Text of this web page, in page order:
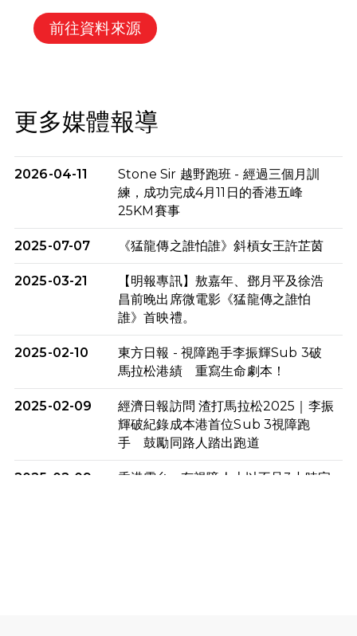
前往資料來源
更多媒體報導
2026-04-11
Stone Sir 越野跑班 - 經過三個月訓
練，成功完成4月11日的香港五峰
25KM賽事
2025-07-07 《猛龍傳之誰怕誰》斜槓女王許芷茵
2025-03-21
【明報專訊】敖嘉年、鄧月平及徐浩
昌前晚出席微電影《猛龍傳之誰怕
誰》首映禮。
2025-02-10
東方日報 - 視障跑手李振輝Sub 3破
馬拉松港績 重寫生命劇本！
2025-02-09
經濟日報訪問 渣打馬拉松2025｜李振
輝破紀錄成本港首位Sub 3視障跑
手 鼓勵同路人踏出跑道
2025-02-09
香港電台 - 有視障人士以不足3小時完